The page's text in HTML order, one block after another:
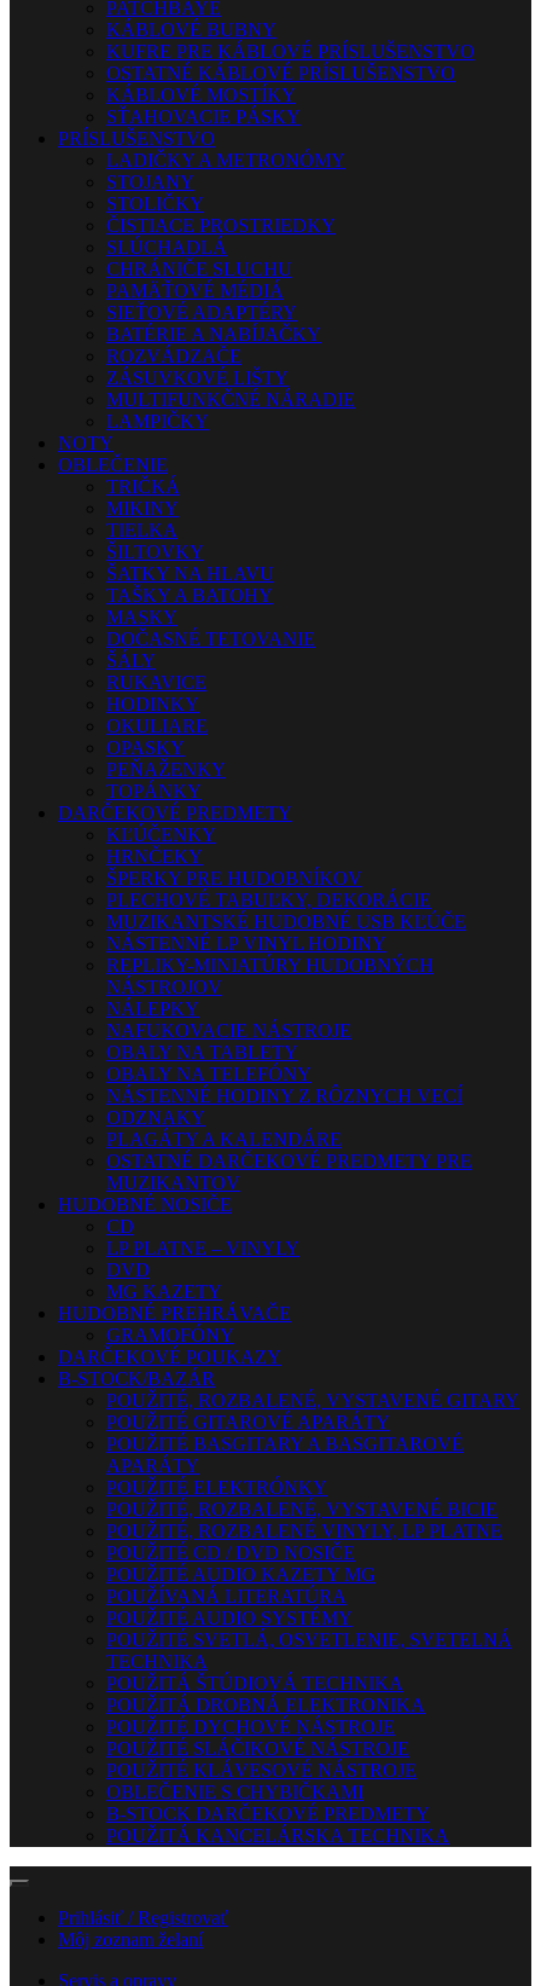
PATCHBAYE
KÁBLOVÉ BUBNY
KUFRE PRE KÁBLOVÉ PRÍSLUŠENSTVO
OSTATNÉ KÁBLOVÉ PRÍSLUŠENSTVO
KÁBLOVÉ MOSTÍKY
SŤAHOVACIE PÁSKY
PRÍSLUŠENSTVO
LADIČKY A METRONÓMY
STOJANY
STOLIČKY
ČISTIACE PROSTRIEDKY
SLÚCHADLÁ
CHRÁNIČE SLUCHU
PAMÄŤOVÉ MÉDIÁ
SIEŤOVÉ ADAPTÉRY
BATÉRIE A NABÍJAČKY
ROZVÁDZAČE
ZÁSUVKOVÉ LIŠTY
MULTIFUNKČNÉ NÁRADIE
LAMPIČKY
NOTY
OBLEČENIE
TRIČKÁ
MIKINY
TIELKA
ŠILTOVKY
ŠATKY NA HLAVU
TAŠKY A BATOHY
MASKY
DOČASNÉ TETOVANIE
ŠÁLY
RUKAVICE
HODINKY
OKULIARE
OPASKY
PEŇAŽENKY
TOPÁNKY
DARČEKOVÉ PREDMETY
KĽÚČENKY
HRNČEKY
ŠPERKY PRE HUDOBNÍKOV
PLECHOVÉ TABUĽKY, DEKORÁCIE
MUZIKANTSKÉ HUDOBNÉ USB KĽÚČE
NÁSTENNÉ LP VINYL HODINY
REPLIKY-MINIATÚRY HUDOBNÝCH
NÁSTROJOV
NÁLEPKY
NAFUKOVACIE NÁSTROJE
OBALY NA TABLETY
OBALY NA TELEFÓNY
NÁSTENNÉ HODINY Z RÔZNYCH VECÍ
ODZNAKY
PLAGÁTY A KALENDÁRE
OSTATNÉ DARČEKOVÉ PREDMETY PRE
MUZIKANTOV
HUDOBNÉ NOSIČE
CD
LP PLATNE – VINYLY
DVD
MG KAZETY
HUDOBNÉ PREHRÁVAČE
GRAMOFÓNY
DARČEKOVÉ POUKAZY
B-STOCK/BAZÁR
POUŽITÉ, ROZBALENÉ, VYSTAVENÉ GITARY
POUŽITÉ GITAROVÉ APARÁTY
POUŽITÉ BASGITARY A BASGITAROVÉ
APARÁTY
POUŽITÉ ELEKTRÓNKY
POUŽITÉ, ROZBALENÉ, VYSTAVENÉ BICIE
POUŽITÉ, ROZBALENÉ VINYLY, LP PLATNE
POUŽITÉ CD / DVD NOSIČE
POUŽITÉ AUDIO KAZETY MG
POUŽÍVANÁ LITERATÚRA
POUŽITÉ AUDIO SYSTÉMY
POUŽITÉ SVETLÁ, OSVETLENIE, SVETELNÁ
TECHNIKA
POUŽITÁ ŠTÚDIOVÁ TECHNIKA
POUŽITÁ DROBNÁ ELEKTRONIKA
POUŽITÉ DYCHOVÉ NÁSTROJE
POUŽITÉ SLÁČIKOVÉ NÁSTROJE
POUŽITÉ KLÁVESOVÉ NÁSTROJE
OBLEČENIE S CHYBIČKAMI
B-STOCK DARČEKOVÉ PREDMETY
POUŽITÁ KANCELÁRSKA TECHNIKA
Prihlásiť / Registrovať
Môj zoznam želaní
Servis a opravy